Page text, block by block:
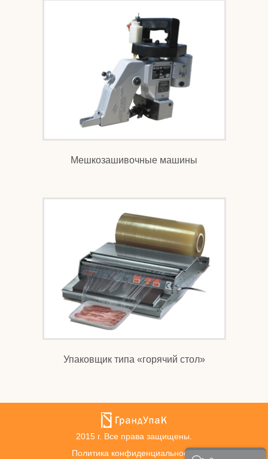
Мешкозашивочные машины
Упаковщик типа «горячий стол»
2015 г. Все права защищены.
Политика конфиденциальности